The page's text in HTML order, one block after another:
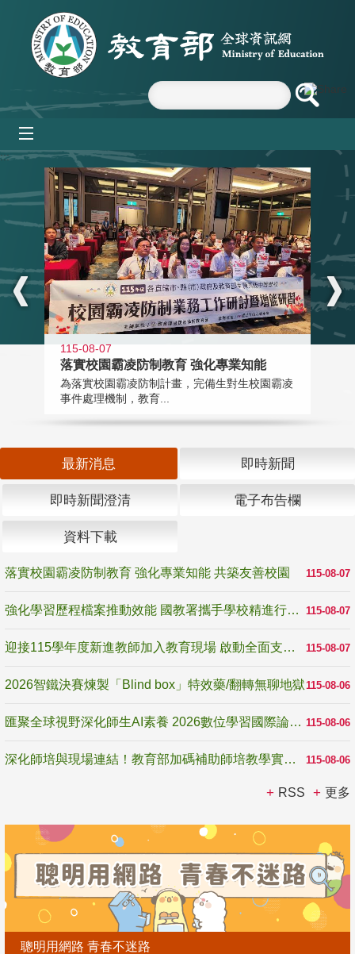
跳到主要內容區塊
:::
115-08-07
落實校園霸凌防制教育 強化專業知能
為落實校園霸凌防制計畫，完備生對生校園霸凌
事件處理機制，教育...
最新消息 即時新聞
即時新聞澄清 電子布告欄
資料下載
115-08-07
落實校園霸凌防制教育 強化專業知能 共築友善校園
115-08-07
強化學習歷程檔案推動效能 國教署攜手學校精進行政與教學支持
115-08-07
迎接115學年度新進教師加入教育現場 啟動全面支持陪伴
115-08-06
2026智鐵決賽煉製「Blind box」特效藥/翻轉無聊地獄
115-08-06
匯聚全球視野深化師生AI素養 2026數位學習國際論壇高雄登場
115-08-06
深化師培與現場連結！教育部加碼補助師培教學實踐研究 10月師培國際研討會交流教學實踐經驗
RSS 更多
聰明用網路 青春不迷路